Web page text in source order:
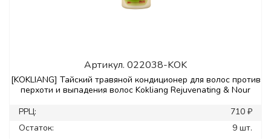
Артикул. 022038-KOK
[KOKLIANG] Тайский травяной кондиционер для волос против
перхоти и выпадения волос Kokliang Rejuvenating & Nour
РРЦ:
710 ₽
Остаток:
9 шт.